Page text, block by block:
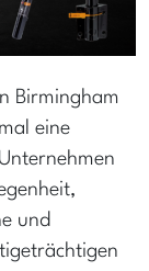
Birmingham
eine
und